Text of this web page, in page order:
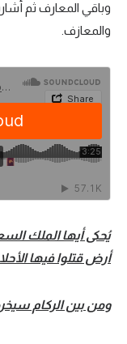
وباقي المعارف ثم
والمعازف.
يُحكى أيها الملك
أرض قتلوا فيها
ومن بين الركام